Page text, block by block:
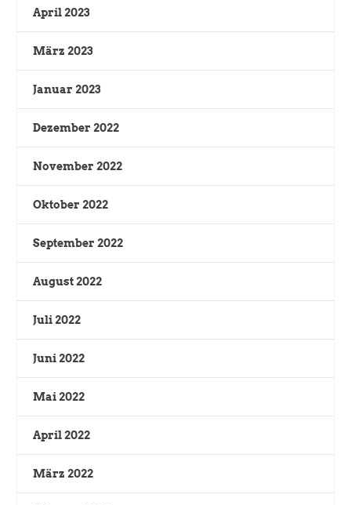
April 2023
März 2023
Januar 2023
Dezember 2022
November 2022
Oktober 2022
September 2022
August 2022
Juli 2022
Juni 2022
Mai 2022
April 2022
März 2022